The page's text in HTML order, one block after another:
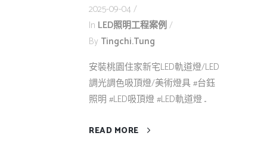
2025-09-04
In LED照明工程案例
By Tingchi.tung
安裝桃園住家新宅LED軌道燈/LED
調光調色吸頂燈/美術燈具 #台鈺
照明 #LED吸頂燈 #LED軌道燈 ...
READ MORE